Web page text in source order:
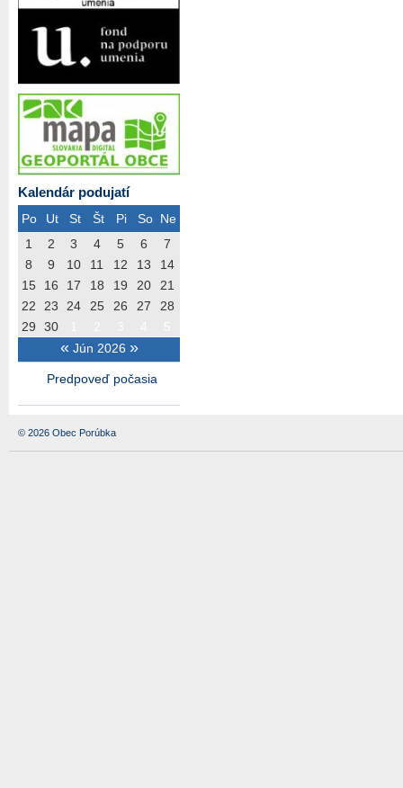
Kalendár podujatí
Po Ut St Št Pi So Ne
« Jún 2026 »
1 2 3 4 5 6
7
8
9 10 11 12 13
14
15
16 17 18 19 20
21
22
23 24 25 26 27
28
29
30
Predpoveď počasia
© 2026 Obec Porúbka